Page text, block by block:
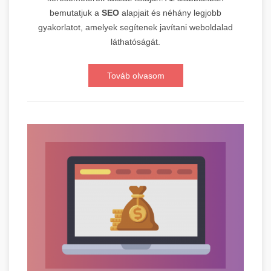
bemutatjuk a SEO alapjait és néhány legjobb
gyakorlatot, amelyek segítenek javítani weboldalad
láthatóságát.
Továb olvasom